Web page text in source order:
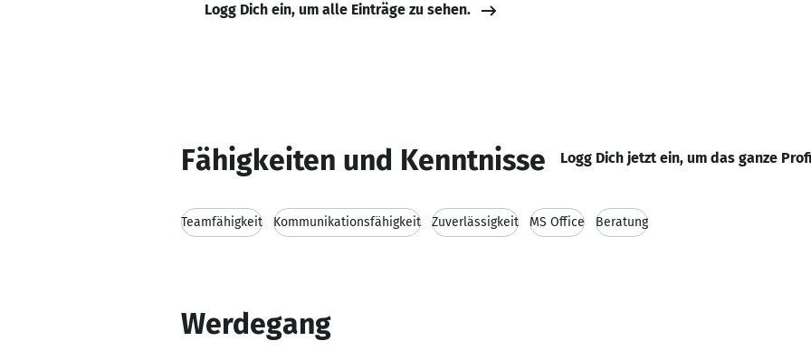
Logg Dich ein, um alle Einträge zu sehen.
Fähigkeiten und Kenntnisse Logg Dich jetzt ein, um das ganze
Teamfähigkeit Kommunikationsfähigkeit Zuverlässigkeit MS Office Beratung
Werdegang